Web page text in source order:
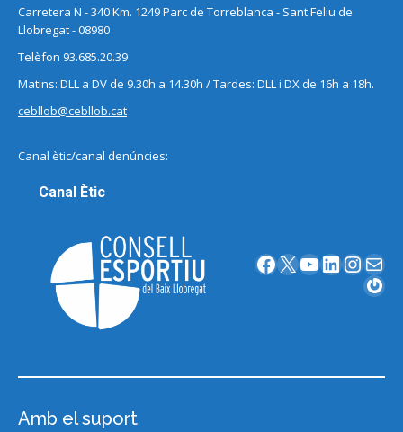
Carretera N - 340 Km. 1249 Parc de Torreblanca - Sant Feliu de
Llobregat - 08980
Telèfon 93.685.20.39
Matins: DLL a DV de 9.30h a 14.30h / Tardes: DLL i DX de 16h a 18h.
cebllob@cebllob.cat
Canal ètic/canal denúncies:
Canal Ètic
Facebook X YouTube LinkedIn InstagramCorreu electrònic
Gravatar
Amb el suport